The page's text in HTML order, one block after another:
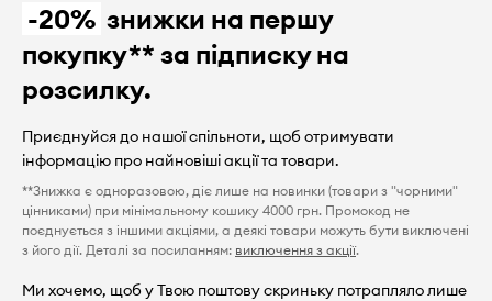
-20% знижки на першу
покупку** за підписку на
розсилку.
Приєднуйся до нашої спільноти, щоб отримувати
інформацію про найновіші акції та товари.
**Знижка є одноразовою, діє лише на новинки (товари з "чорними"
цінниками) при мінімальному кошику 4000 грн. Промокод не
поєднується з іншими акціями, а деякі товари можуть бути виключені
з його дії. Деталі за посиланням: виключення з акції.
Ми хочемо, щоб у Твою поштову скриньку потрапляло лише